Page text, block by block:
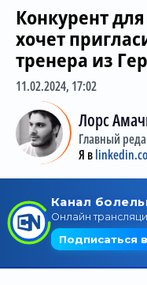
Конкурент
хочет
тренера из
11.02.2024, 17:02
Лорс
Главный
Я в
Трансферы
Слухи
История Челси
Статистика
Календарь игр
Состав
Поиск по сайту
Трансляции